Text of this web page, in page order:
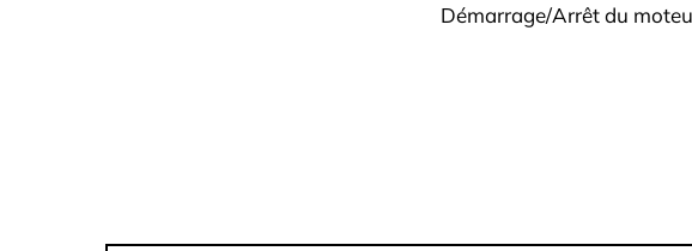
Démarrage/Arrêt du